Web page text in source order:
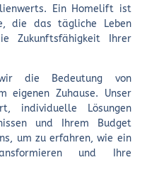
Ein Homelift ist
die das tägliche Leben
Zukunftsfähigkeit Ihrer
wir die Bedeutung von
eigenen Zuhause. Unser
individuelle Lösungen
und Ihrem Budget
um zu erfahren, wie ein
und Ihre